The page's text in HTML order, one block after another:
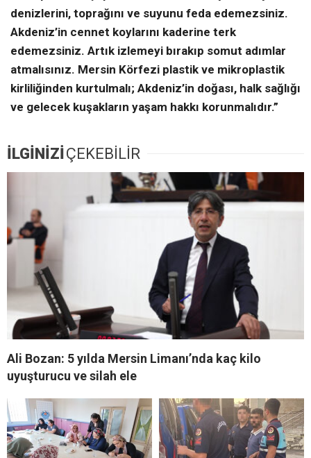
denizlerini, toprağını ve suyunu feda edemezsiniz.
Akdeniz’in cennet koylarını kaderine terk
edemezsiniz. Artık izlemeyi bırakıp somut adımlar
atmalısınız. Mersin Körfezi plastik ve mikroplastik
kirliliğinden kurtulmalı; Akdeniz’in doğası, halk sağlığı
ve gelecek kuşakların yaşam hakkı korunmalıdır.”
İLGİNİZİÇEKEBİLİR
Ali Bozan: 5 yılda Mersin Limanı’nda kaç kilo
uyuşturucu ve silah ele